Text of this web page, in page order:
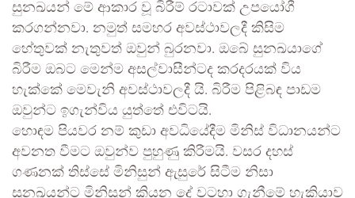
සුනඛයන් මේ ආකාර වූ බිරීම් රටාවක් උපයෝගී
කරගන්නවා. නමුත් සමහර අවස්ථාවලදී කිසිම
හේතුවක් නැතුවත් ඔවුන් බුරනවා. ඔබේ සුනඛයාගේ
බිරීම ඔබට මෙන්ම අසල්වාසීන්ටද කරදරයක් විය
හැක්කේ මෙවැනි අවස්ථාවලදී යි. බිරීම පිළිබඳ පාඩම
ඔවුන්ට ඉගැන්විය යුත්තේ එවිටයි.
හොඳම පියවර නම් කුඩා අවධියේදීම මිනිස් විධානයන්ට
අවනත වීමට ඔවුන්ව පුහුණු කිරීමයි. වසර දහස්
ගණනක් තිස්සේ මිනිසුන් ඇසුරේ සිටීම නිසා
සුනඛයන්ට මිනිසුන් කියන දේ වටහා ගැනීමේ හැකියාව